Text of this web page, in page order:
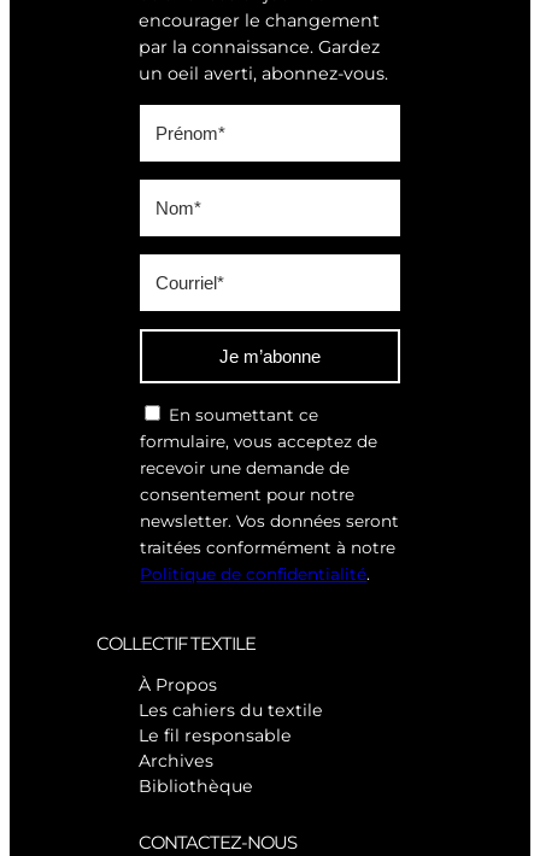
encourager le changement
par la connaissance. Gardez
un oeil averti, abonnez-vous.
Je m’abonne
En soumettant ce
formulaire, vous acceptez de
recevoir une demande de
consentement pour notre
newsletter. Vos données seront
traitées conformément à notre
Politique de confidentialité.
COLLECTIF TEXTILE
À Propos
Les cahiers du textile
Le fil responsable
Archives
Bibliothèque
CONTACTEZ-NOUS